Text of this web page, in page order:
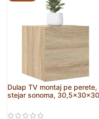
Dulap TV montaj pe perete,
stejar sonoma, 30,5x30x30